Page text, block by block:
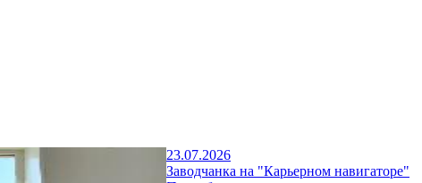
23.07.2026
Заводчанка на "Карьерном навигаторе"